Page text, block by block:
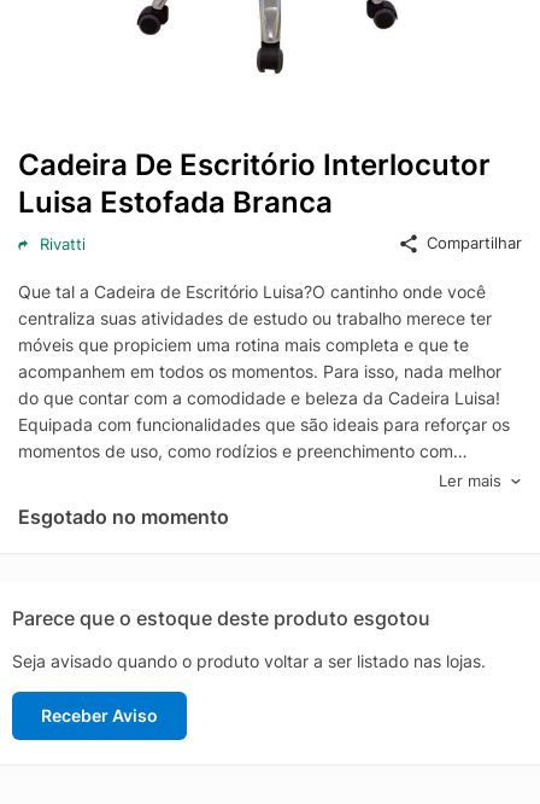
Cadeira De Escritório Interlocutor
Luisa Estofada Branca
Rivatti Compartilhar
Que tal a Cadeira de Escritório Luisa?O cantinho onde você
centraliza suas atividades de estudo ou trabalho merece ter
móveis que propiciem uma rotina mais completa e que te
acompanhem em todos os momentos. Para isso, nada melhor
do que contar com a comodidade e beleza da Cadeira Luisa!
Equipada com funcionalidades que são ideais para reforçar os
momentos de uso, como rodízios e preenchimento com
espuma, ela tem formato clássico, perfeito para decorações
mais tradicionais e ambientes de concentração. Daí é só
combiná-la com uma escrivaninha para criar o home office dos
Ler mais
Esgotado no momento
Parece que o estoque deste produto esgotou
Seja avisado quando o produto voltar a ser listado nas lojas.
Receber Aviso